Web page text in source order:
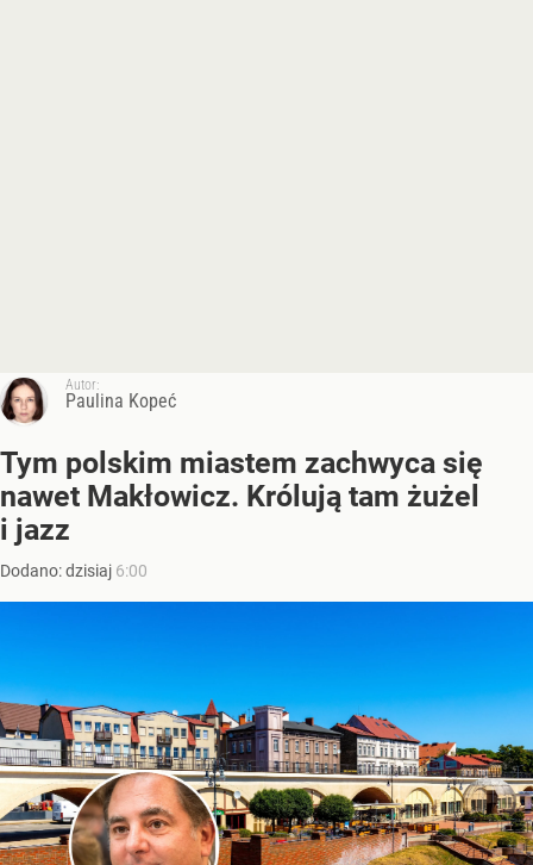
Autor:
Paulina Kopeć
Tym polskim miastem zachwyca się
nawet Makłowicz. Królują tam żużel
i jazz
Dodano:dzisiaj 6:00